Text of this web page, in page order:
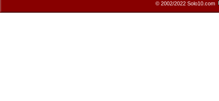
© 2002/2022 Solo10.com